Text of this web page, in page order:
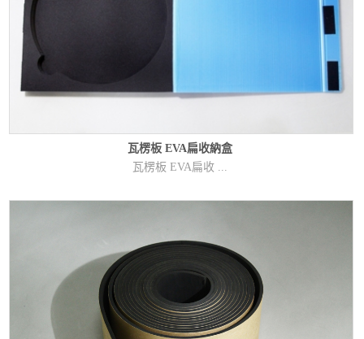
瓦楞板 EVA扁收納盒
瓦楞板 EVA扁收 ...